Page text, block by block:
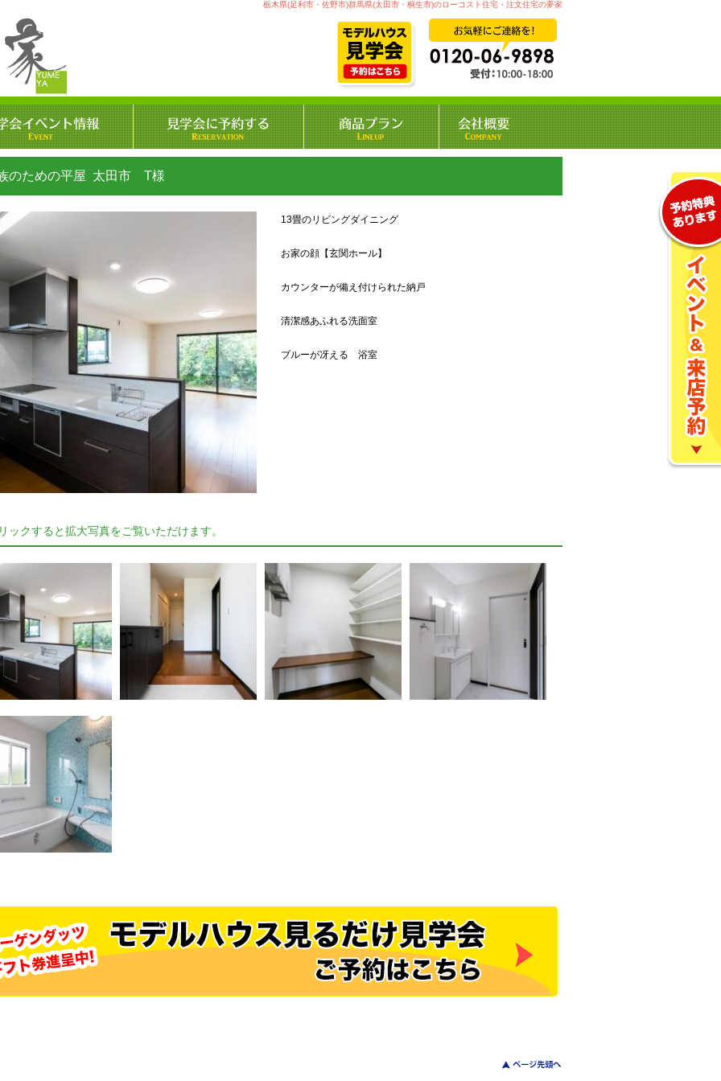
栃木県(足利市・佐野市)群馬県(太田市・桐生市)のローコスト住宅・注文住宅の夢家
のための平屋 太田市 T様
13畳のリビングダイニング
お家の顔【玄関ホール】
カウンターが備え付けられた納戸
清潔感あふれる洗面室
ブルーが冴える 浴室
ックすると拡大写真をご覧いただけます。